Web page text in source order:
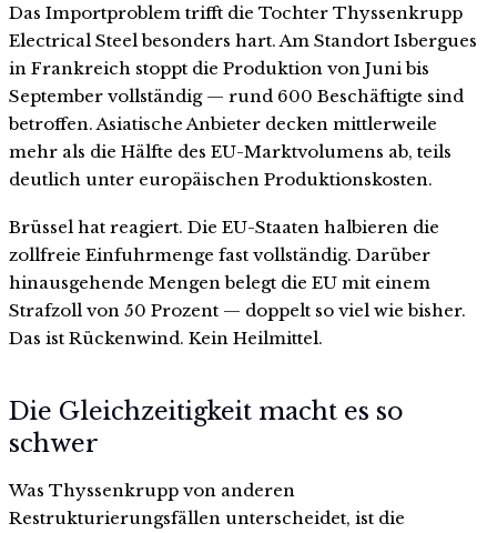
Das Importproblem trifft die Tochter Thyssenkrupp
Electrical Steel besonders hart. Am Standort Isbergues
in Frankreich stoppt die Produktion von Juni bis
September vollständig — rund 600 Beschäftigte sind
betroffen. Asiatische Anbieter decken mittlerweile
mehr als die Hälfte des EU-Marktvolumens ab, teils
deutlich unter europäischen Produktionskosten.
Brüssel hat reagiert. Die EU-Staaten halbieren die
zollfreie Einfuhrmenge fast vollständig. Darüber
hinausgehende Mengen belegt die EU mit einem
Strafzoll von 50 Prozent — doppelt so viel wie bisher.
Das ist Rückenwind. Kein Heilmittel.
Die Gleichzeitigkeit macht es so
schwer
Was Thyssenkrupp von anderen
Restrukturierungsfällen unterscheidet, ist die